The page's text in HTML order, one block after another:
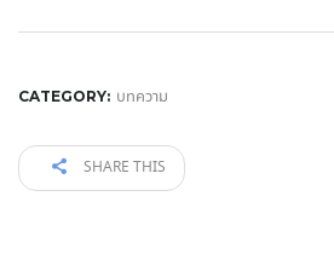
CATEGORY: บทความ
SHARE THIS